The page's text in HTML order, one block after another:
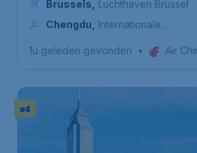
Brussels
Luchthaven Brussel
Chengdu
Internationale
1u geleden gevonden • Air
#4